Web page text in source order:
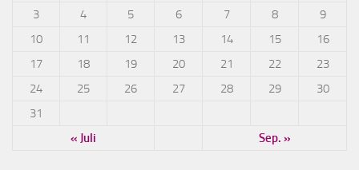
3
4 5 6 7 8
9
10
11 12 13 14 15
16
17
18 19 20 21 22
23
24
25 26 27 28 29
30
31
« Juli
Sep. »